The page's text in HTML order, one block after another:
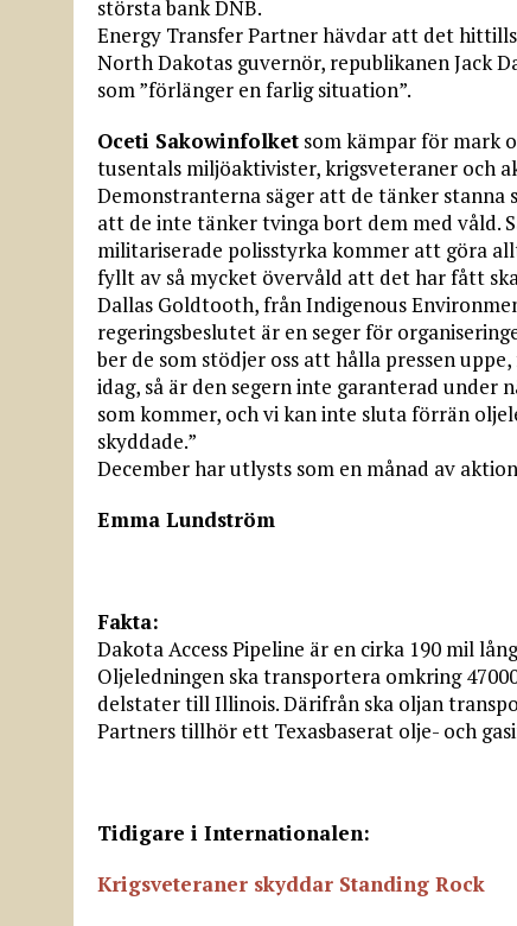
största bank DNB.
Energy Transfer Partner hävdar att det
North Dakotas guvernör, republikanen Jack
som ”förlänger en farlig situation”.
Oceti Sakowinfolket som kämpar för mark
tusentals miljöaktivister, krigsveteraner och
Demonstranterna säger att de tänker stanna
att de inte tänker tvinga bort dem med våld.
militariserade polisstyrka kommer att göra
fyllt av så mycket övervåld att det har fått
Dallas Goldtooth, från Indigenous
regeringsbeslutet är en seger för
ber de som stödjer oss att hålla pressen
idag, så är den segern inte garanterad
som kommer, och vi kan inte sluta förrän
skyddade.”
December har utlysts som en månad av
Emma Lundström
Fakta:
Dakota Access Pipeline är en cirka 190 mil
Oljeledningen ska transportera omkring
delstater till Illinois. Därifrån ska oljan
Partners tillhör ett Texasbaserat olje- och
Tidigare i Internationalen:
Krigsveteraner skyddar Standing Rock